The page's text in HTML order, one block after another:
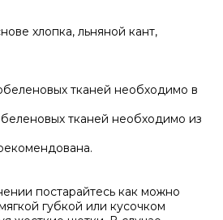
хлопка, льняной кант,
тканей необходимо в
тканей необходимо из
постарайтесь как можно
губкой или кусочком